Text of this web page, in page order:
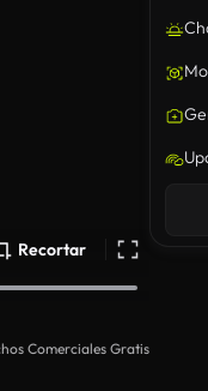
Recortar
Comerciales Gratis